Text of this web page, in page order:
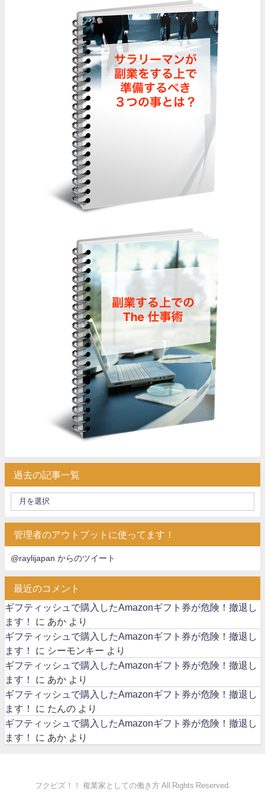
過去の記事一覧
管理者のアウトプットに使ってます！
@raylijapan からのツイート
最近のコメント
ギフティッシュで購入したAmazonギフト券が危険！撤退し
ます！
に あか より
ギフティッシュで購入したAmazonギフト券が危険！撤退し
ます！
に シーモンキー より
ギフティッシュで購入したAmazonギフト券が危険！撤退し
ます！
に あか より
ギフティッシュで購入したAmazonギフト券が危険！撤退し
ます！
に たんの より
ギフティッシュで購入したAmazonギフト券が危険！撤退し
ます！
に あか より
フクビズ！！ 複業家としての働き方 All Rights Reserved.